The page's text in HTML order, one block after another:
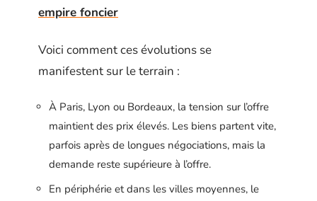
empire foncier
Voici comment ces évolutions se
manifestent sur le terrain :
À Paris, Lyon ou Bordeaux, la tension sur l’offre
maintient des prix élevés. Les biens partent vite,
parfois après de longues négociations, mais la
demande reste supérieure à l’offre.
En périphérie et dans les villes moyennes, le